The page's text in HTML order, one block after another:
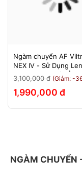
Ngàm chuyển AF
NEX IV - Sử Dụng
Canon Trên Máy Ảnh
E-Mount - Bảo Hành
Tháng.
3,100,000 đ (Giảm: -
1,990,000 đ
NGÀM CHUYỂN